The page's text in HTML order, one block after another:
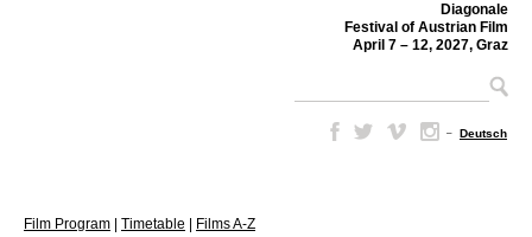
Diagonale
Festival of Austrian Film
April 7 – 12, 2027, Graz
– Deutsch
Film Program Timetable Films A-Z